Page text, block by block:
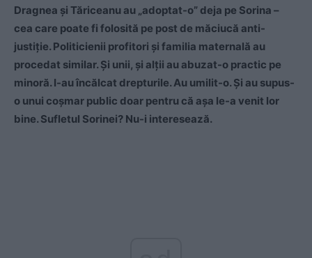
Dragnea şi Tăriceanu au „adoptat-o” deja pe Sorina –
cea care poate fi folosită pe post de măciucă anti-
justiţie. Politicienii profitori şi familia maternală au
procedat similar. Şi unii, şi alţii au abuzat-o practic pe
minoră. I-au încălcat drepturile. Au umilit-o. Şi au supus-
o unui coşmar public doar pentru că aşa le-a venit lor
bine. Sufletul Sorinei? Nu-i interesează.